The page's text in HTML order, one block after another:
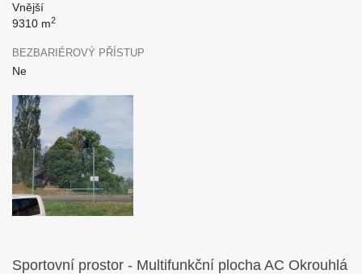
Vnější
9310 m2
BEZBARIÉROVÝ PŘÍSTUP
Ne
Sportovní prostor - Multifunkční plocha AC Okrouhlá